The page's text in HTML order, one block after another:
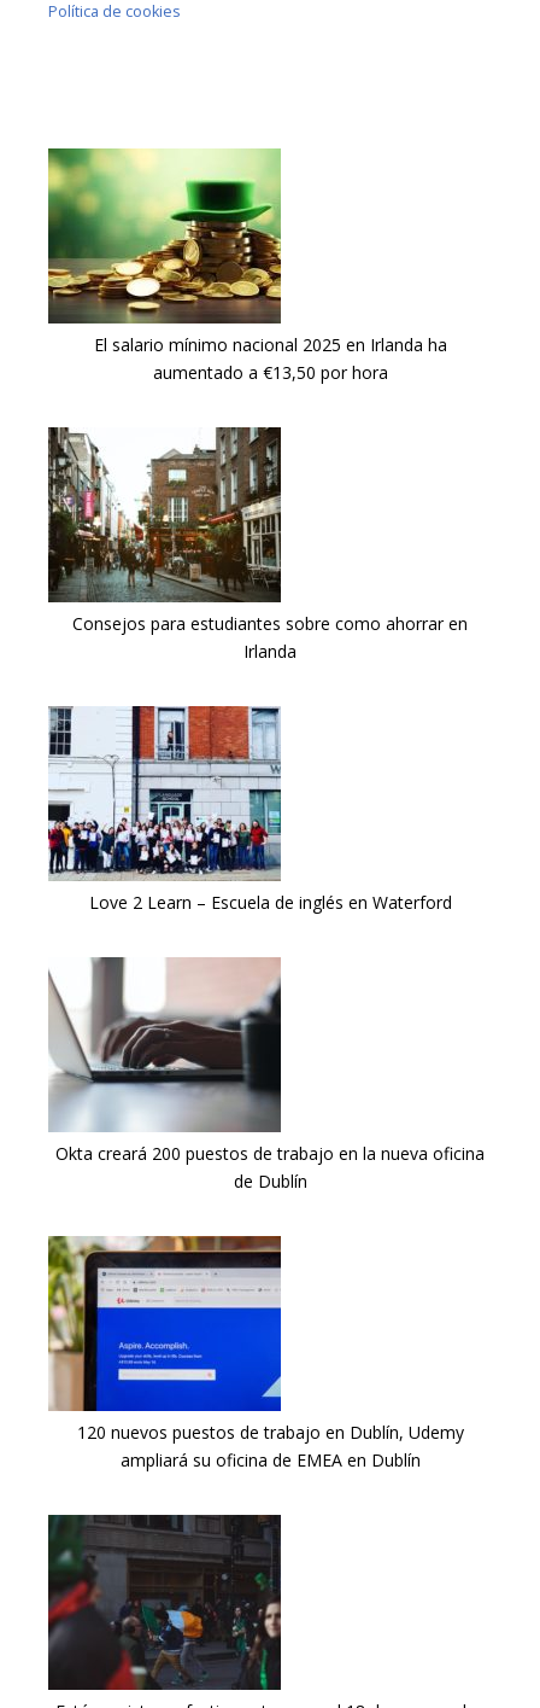
Política de cookies
El salario mínimo nacional 2025 en Irlanda ha
aumentado a €13,50 por hora
Consejos para estudiantes sobre como ahorrar en
Irlanda
Love 2 Learn – Escuela de inglés en Waterford
Okta creará 200 puestos de trabajo en la nueva oficina
de Dublín
120 nuevos puestos de trabajo en Dublín, Udemy
ampliará su oficina de EMEA en Dublín